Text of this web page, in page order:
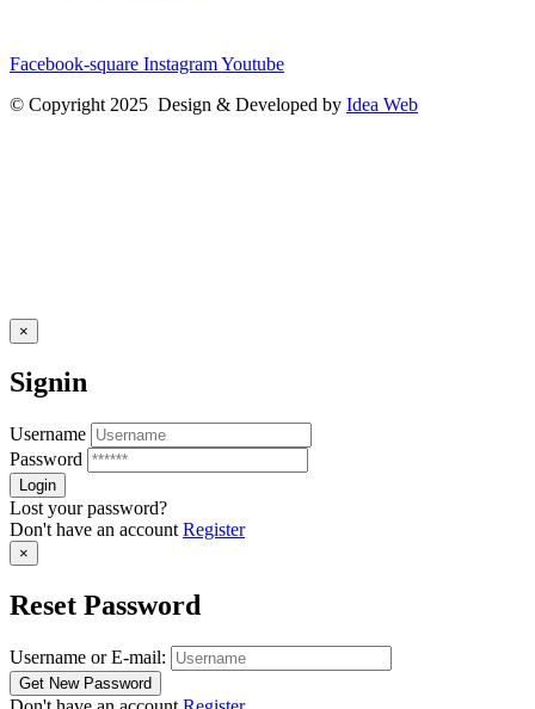
Facebook-square InstagramYoutube
© Copyright 2025 Design & Developed by Idea Web
×
Signin
Username
Password
Lost your password?
Don't have an account Register
×
Reset Password
Username or E-mail: